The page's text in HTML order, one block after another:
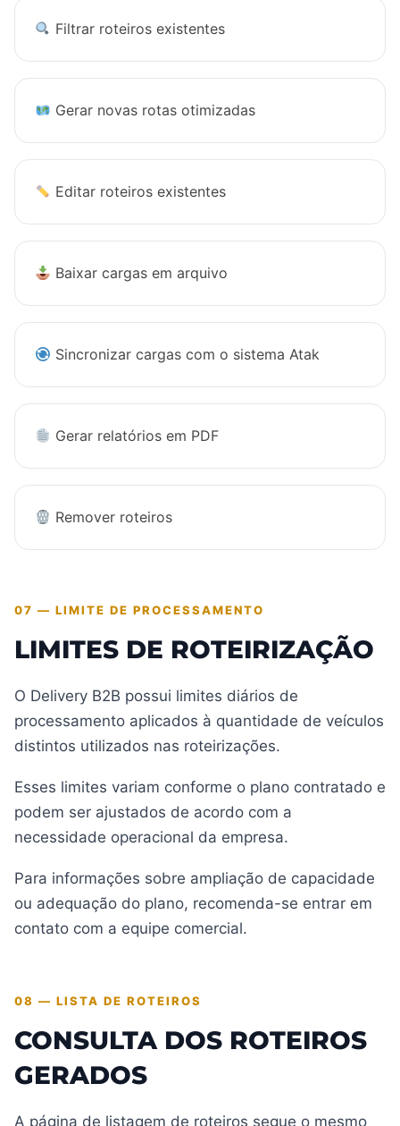
Filtrar roteiros existentes
Gerar novas rotas otimizadas
Editar roteiros existentes
Baixar cargas em arquivo
Sincronizar cargas com o sistema Atak
Gerar relatórios em PDF
Remover roteiros
07 — LIMITE DE PROCESSAMENTO
LIMITES DE ROTEIRIZAÇÃO
O Delivery B2B possui limites diários de
processamento aplicados à quantidade de veículos
distintos utilizados nas roteirizações.
Esses limites variam conforme o plano contratado e
podem ser ajustados de acordo com a
necessidade operacional da empresa.
Para informações sobre ampliação de capacidade
ou adequação do plano, recomenda-se entrar em
contato com a equipe comercial.
08 — LISTA DE ROTEIROS
CONSULTA DOS ROTEIROS
GERADOS
A página de listagem de roteiros segue o mesmo